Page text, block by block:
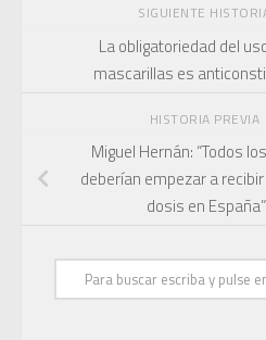
SIGUIENTE
La obligatoriedad del
mascarillas es
HISTORIA PREVIA
Miguel Hernán: “Todos
deberían empezar a
dosis en España”